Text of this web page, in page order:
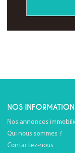
NOS
Nos annonces
Qui nous sommes ?
Contactez-nous